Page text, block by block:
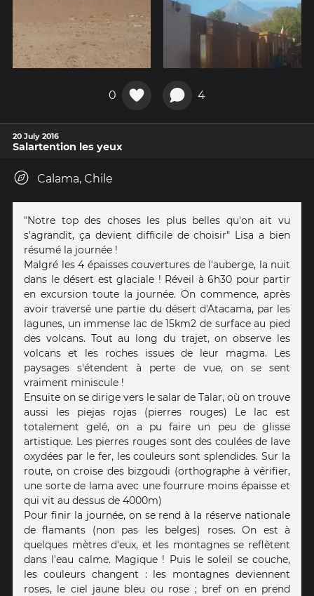
0 4
20 July 2016
Salartention les yeux
Calama, Chile
"Notre top des choses les plus belles qu'on ait vu
s'agrandit, ça devient difficile de choisir" Lisa a bien
résumé la journée !
Malgré les 4 épaisses couvertures de l'auberge, la nuit
dans le désert est glaciale ! Réveil à 6h30 pour partir
en excursion toute la journée. On commence, après
avoir traversé une partie du désert d'Atacama, par les
lagunes, un immense lac de 15km2 de surface au pied
des volcans. Tout au long du trajet, on observe les
volcans et les roches issues de leur magma. Les
paysages s'étendent à perte de vue, on se sent
vraiment miniscule !
Ensuite on se dirige vers le salar de Talar, où on trouve
aussi les piejas rojas (pierres rouges) Le lac est
totalement gelé, on a pu faire un peu de glisse
artistique. Les pierres rouges sont des coulées de lave
oxydées par le fer, les couleurs sont splendides. Sur la
route, on croise des bizgoudi (orthographe à vérifier,
une sorte de lama avec une fourrure moins épaisse et
qui vit au dessus de 4000m)
Pour finir la journée, on se rend à la réserve nationale
de flamants (non pas les belges) roses. On est à
quelques mètres d'eux, et les montagnes se reflètent
dans l'eau calme. Magique ! Puis le soleil se couche,
les couleurs changent : les montagnes deviennent
roses, le ciel jaune bleu ou rose ; bref on en prend